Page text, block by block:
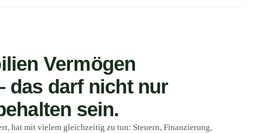
Vermögen
das darf nicht nur
sein.
hat mit vielem gleichzeitig zu tun: Steuern, Finanzierung,